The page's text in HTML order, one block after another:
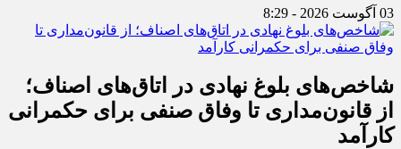
03 آگوست 2026 - 8:29
شاخص‌های بلوغ نهادی در اتاق‌های اصناف؛
از قانون‌مداری تا وفاق صنفی برای حکمرانی
کارآمد